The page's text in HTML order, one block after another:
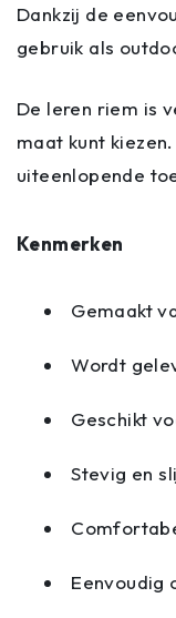
Dankzij de
gebruik als
De leren riem is
maat kunt
uiteenlopende
Kenmerken
Gemaakt
Wordt
Geschikt
Stevig en
Eenvoudig